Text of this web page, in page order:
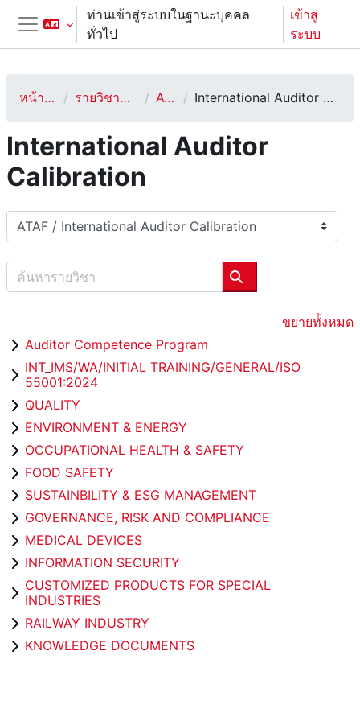
ข้ามไปที่เนื้อหาหลัก
Side panel
ท่านเข้าสู่ระบบในฐานะบุคคล
ทั่วไป
เข้าสู่
ระบบ
หน้าหลัก รายวิชาทั้งหมด ATAF International Auditor Calibration
International Auditor
Calibration
ประเภทของรายวิชา
ค้นหารายวิชา
ค้นหารายวิชา
ขยายทั้งหมด
Auditor Competence Program
INT_IMS/WA/INITIAL TRAINING/GENERAL/ISO
55001:2024
QUALITY
ENVIRONMENT & ENERGY
OCCUPATIONAL HEALTH & SAFETY
FOOD SAFETY
SUSTAINBILITY & ESG MANAGEMENT
GOVERNANCE, RISK AND COMPLIANCE
MEDICAL DEVICES
INFORMATION SECURITY
CUSTOMIZED PRODUCTS FOR SPECIAL
INDUSTRIES
RAILWAY INDUSTRY
KNOWLEDGE DOCUMENTS